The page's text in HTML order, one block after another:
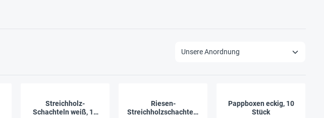
Streichholz-
Schachteln weiß, 10
Riesen-
Streichholzschachteln
Pappboxen eckig, 10
Stück